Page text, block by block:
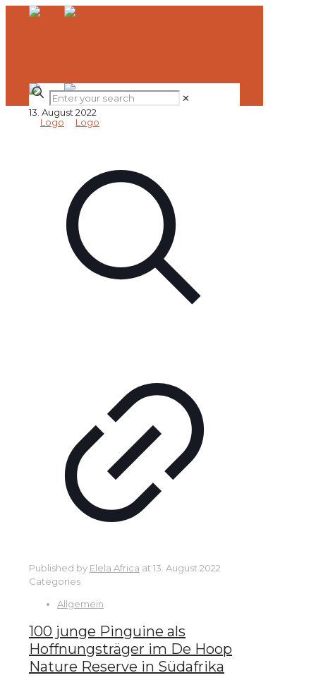
✕
13. August 2022
Published by Elela Africa at 13. August 2022
Categories
Allgemein
100 junge Pinguine als
Hoffnungsträger im De Hoop
Nature Reserve in Südafrika